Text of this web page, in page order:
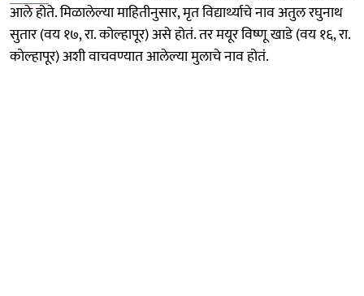
आले होते. मिळालेल्या माहितीनुसार, मृत विद्यार्थ्याचे नाव अतुल रघुनाथ
सुतार (वय १७, रा. कोल्हापूर) असे होतं. तर मयूर विष्णू खाडे (वय १६, रा.
कोल्हापूर) अशी वाचवण्यात आलेल्या मुलाचे नाव होतं.